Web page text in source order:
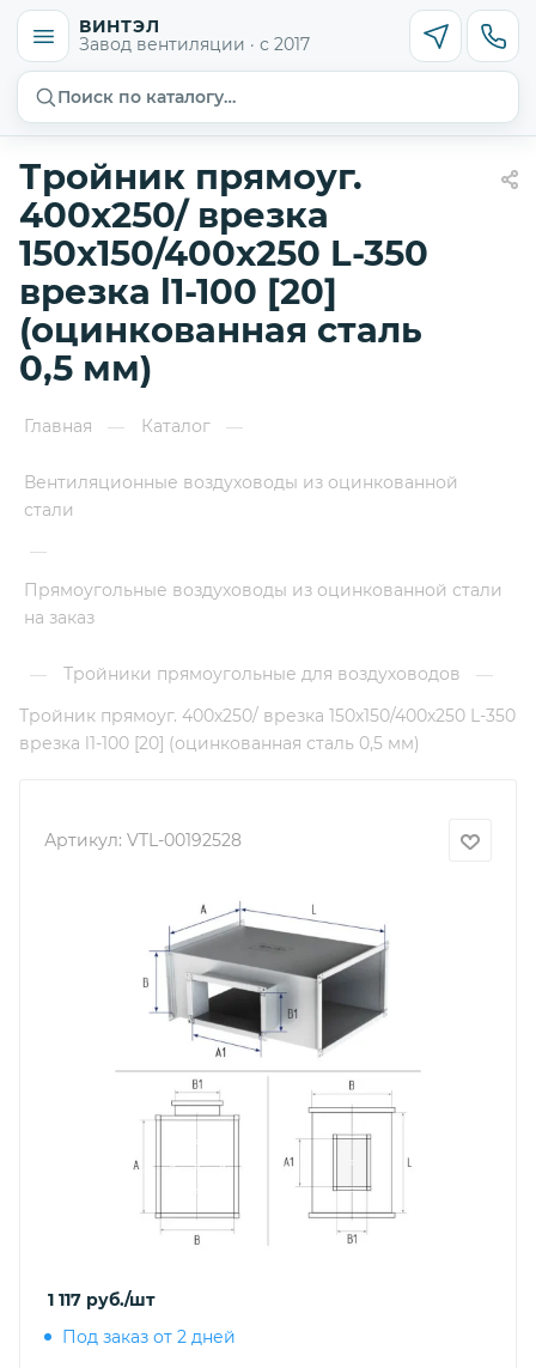
ВИНТЭЛ
Завод вентиляции · с 2017
Поиск по каталогу…
Тройник прямоуг.
400х250/ врезка
150х150/400х250 L-350
врезка l1-100 [20]
(оцинкованная сталь
0,5 мм)
Главная — Каталог —
Вентиляционные воздуховоды из оцинкованной
стали
—
Прямоугольные воздуховоды из оцинкованной стали
на заказ
— Тройники прямоугольные для воздуховодов
—
Тройник прямоуг. 400х250/ врезка 150х150/400х250 L-350
врезка l1-100 [20] (оцинкованная сталь 0,5 мм)
Артикул: VTL-00192528
1 117 руб./шт
Под заказ от 2 дней